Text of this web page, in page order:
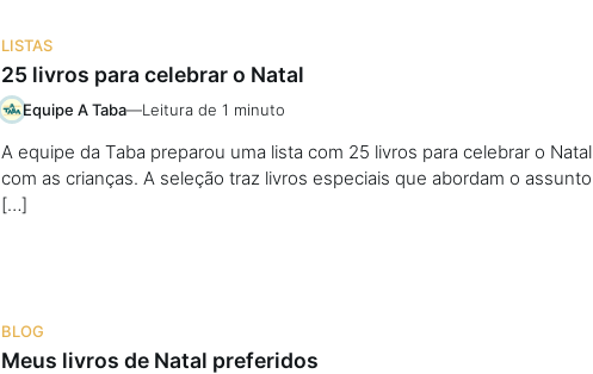
LISTAS
25 livros para celebrar o Natal
Equipe A Taba—Leitura de 1 minuto
A equipe da Taba preparou uma lista com 25 livros para celebrar o Natal
com as crianças. A seleção traz livros especiais que abordam o assunto
[…]
BLOG
Meus livros de Natal preferidos